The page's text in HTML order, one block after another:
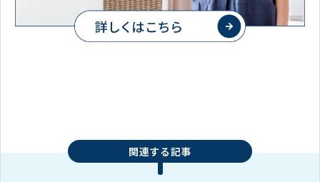
関連する記事